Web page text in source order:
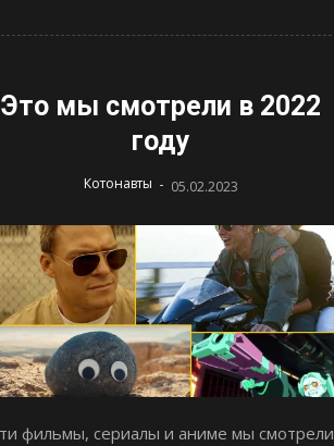
Это мы смотрели в 2022
году
Котонавты - 05.02.2023
фильмы, сериалы и аниме мы смотрели